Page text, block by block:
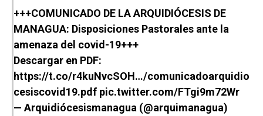
+++COMUNICADO DE LA ARQUIDIÓCESIS DE
MANAGUA: Disposiciones Pastorales ante la
amenaza del covid-19+++
Descargar en PDF:
https://t.co/r4kuNvcSOH…/comunicadoarquidio
cesiscovid19.pdf pic.twitter.com/FTgi9m72Wr
— Arquidiócesismanagua (@arquimanagua)